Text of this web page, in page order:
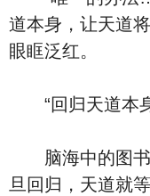
道本身，让天道
眼眶泛红。
“回归天道本身
脑海中的图书
旦回归，天道就